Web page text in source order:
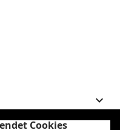

Cookies